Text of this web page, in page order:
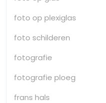
foto op plexiglas
foto schilderen
fotografie
fotografie ploeg
frans hals